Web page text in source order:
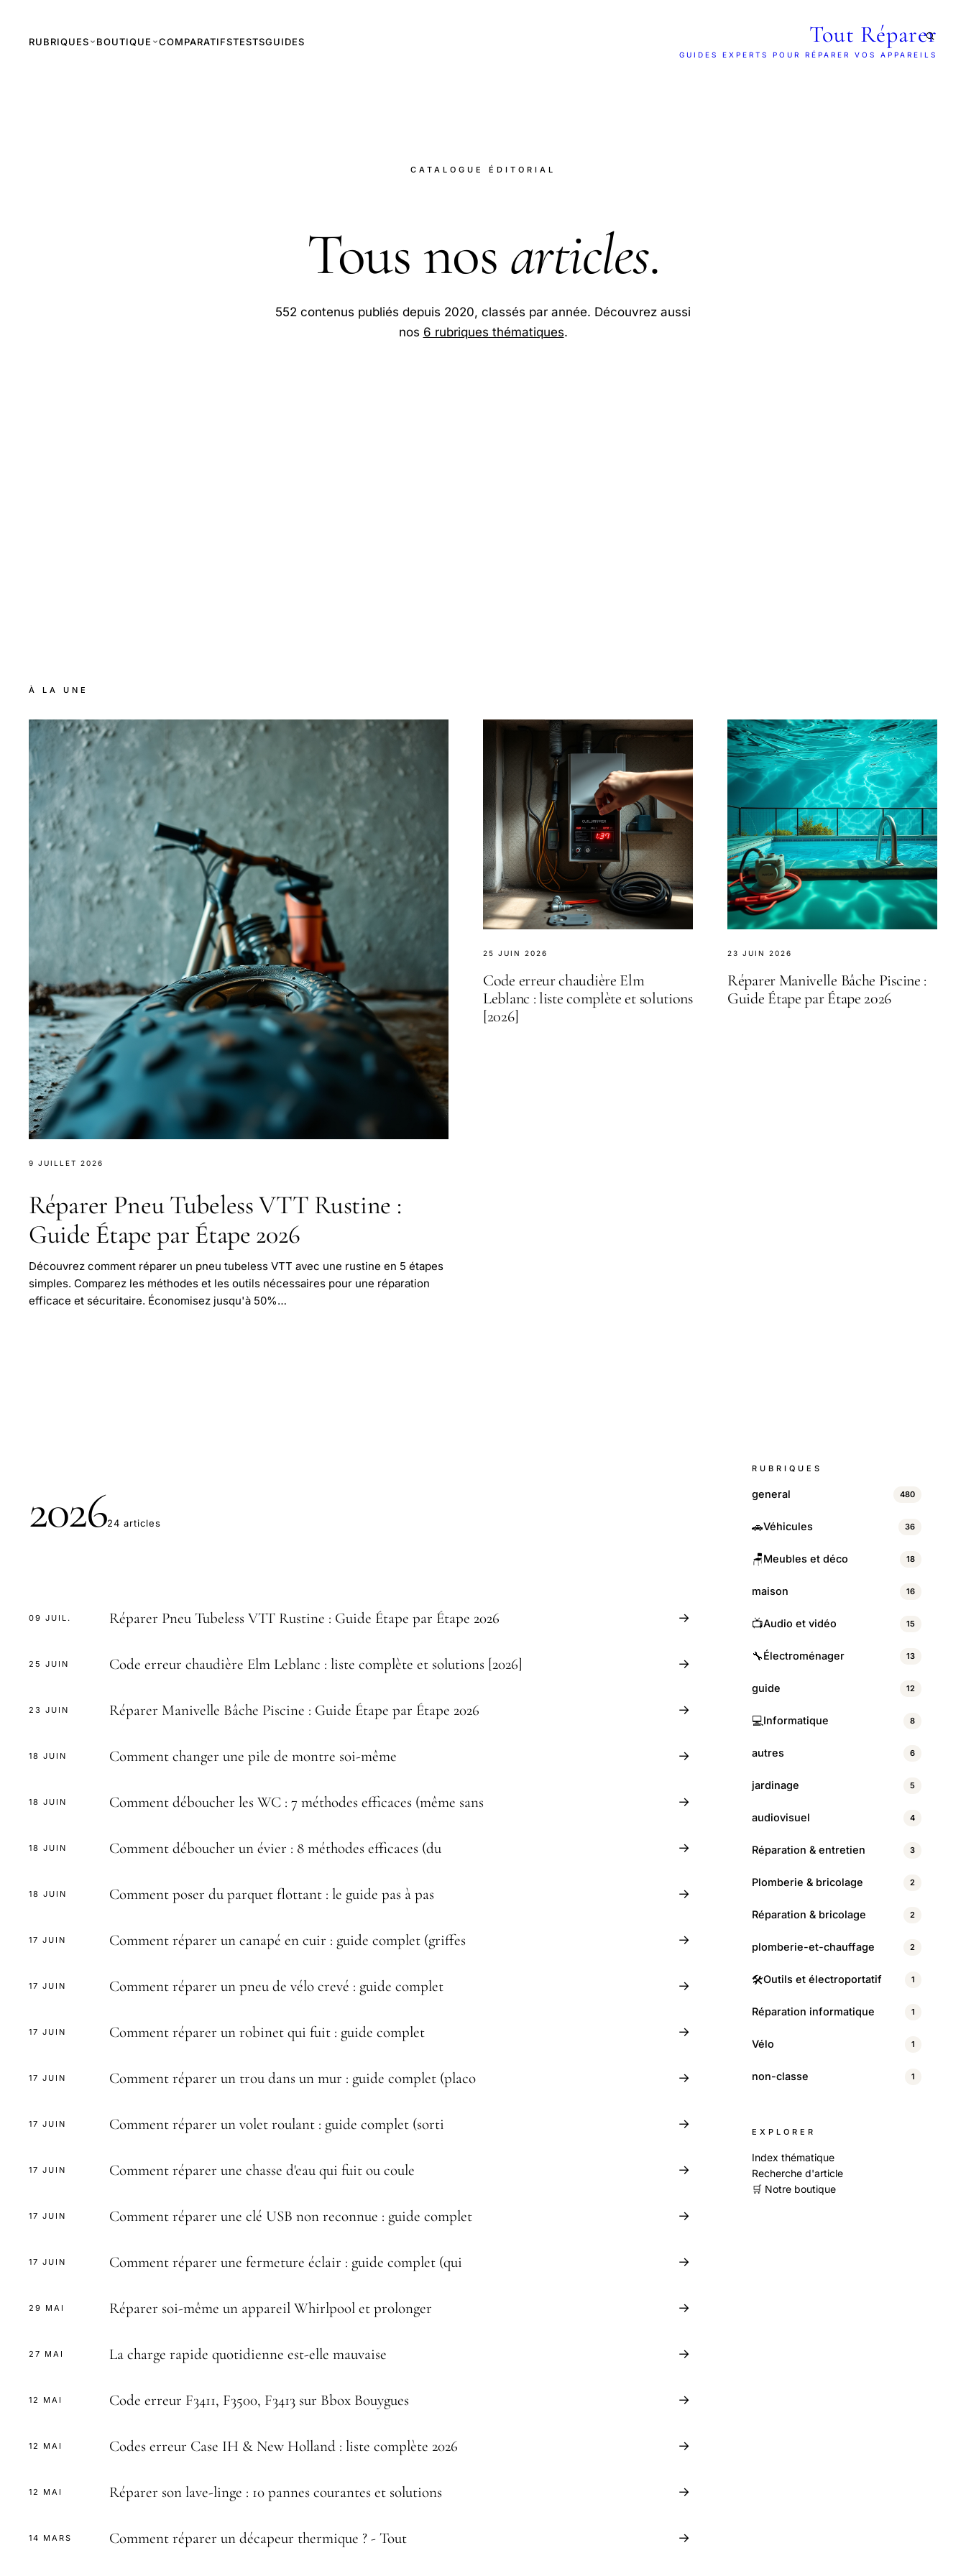
RUBRIQUES BOUTIQUE COMPARATIFSTESTSGUIDES Tout Réparer
GUIDES EXPERTS POUR RÉPARER VOS APPAREILS
CATALOGUE ÉDITORIAL
Tous nos articles.
552 contenus publiés depuis 2020, classés par année. Découvrez aussi
nos 6 rubriques thématiques.
À LA UNE
9 JUILLET 2026
Réparer Pneu Tubeless VTT Rustine :
Guide Étape par Étape 2026
Découvrez comment réparer un pneu tubeless VTT avec une rustine en 5 étapes
simples. Comparez les méthodes et les outils nécessaires pour une réparation
efficace et sécuritaire. Économisez jusqu'à 50%…
25 JUIN 2026
Code erreur chaudière Elm
Leblanc : liste complète et solutions
[2026]
23 JUIN 2026
Réparer Manivelle Bâche Piscine :
Guide Étape par Étape 2026
202624 articles
09 JUIL. Réparer Pneu Tubeless VTT Rustine : Guide Étape par Étape 2026 →
25 JUIN Code erreur chaudière Elm Leblanc : liste complète et solutions [2026] →
23 JUIN Réparer Manivelle Bâche Piscine : Guide Étape par Étape 2026 →
18 JUIN Comment changer une pile de montre soi-même →
18 JUIN Comment déboucher les WC : 7 méthodes efficaces (même sans →
18 JUIN Comment déboucher un évier : 8 méthodes efficaces (du →
18 JUIN Comment poser du parquet flottant : le guide pas à pas →
17 JUIN Comment réparer un canapé en cuir : guide complet (griffes →
17 JUIN Comment réparer un pneu de vélo crevé : guide complet →
17 JUIN Comment réparer un robinet qui fuit : guide complet →
17 JUIN Comment réparer un trou dans un mur : guide complet (placo →
17 JUIN Comment réparer un volet roulant : guide complet (sorti →
17 JUIN Comment réparer une chasse d'eau qui fuit ou coule →
17 JUIN Comment réparer une clé USB non reconnue : guide complet →
17 JUIN Comment réparer une fermeture éclair : guide complet (qui →
29 MAI Réparer soi-même un appareil Whirlpool et prolonger →
27 MAI La charge rapide quotidienne est-elle mauvaise →
12 MAI Code erreur F3411, F3500, F3413 sur Bbox Bouygues →
12 MAI Codes erreur Case IH & New Holland : liste complète 2026 →
12 MAI Réparer son lave-linge : 10 pannes courantes et solutions →
14 MARS Comment réparer un décapeur thermique ? - Tout →
RUBRIQUES
general 480
🚗Véhicules 36
🪑Meubles et déco 18
maison 16
📺Audio et vidéo 15
🔧Électroménager 13
guide 12
💻Informatique 8
autres 6
jardinage 5
audiovisuel 4
Réparation & entretien 3
Plomberie & bricolage 2
Réparation & bricolage 2
plomberie-et-chauffage 2
🛠️Outils et électroportatif 1
Réparation informatique 1
Vélo 1
non-classe 1
EXPLORER
Index thématique
Recherche d'article
🛒 Notre boutique